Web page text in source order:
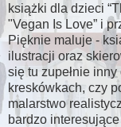
książki dla dzieci
"Vegan Is Love” i
Pięknie maluje -
ilustracji oraz
się tu zupełnie
kreskówkach, czy
malarstwo
bardzo